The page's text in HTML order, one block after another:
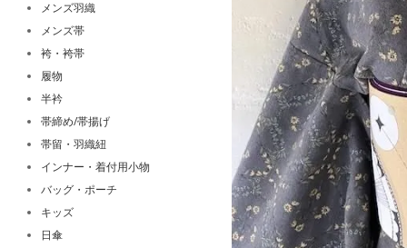
メンズ羽織
メンズ帯
袴・袴帯
履物
半衿
帯締め/帯揚げ
帯留・羽織紐
インナー・着付用小物
バッグ・ポーチ
キッズ
日傘